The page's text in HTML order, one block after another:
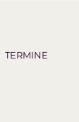
TERMINE